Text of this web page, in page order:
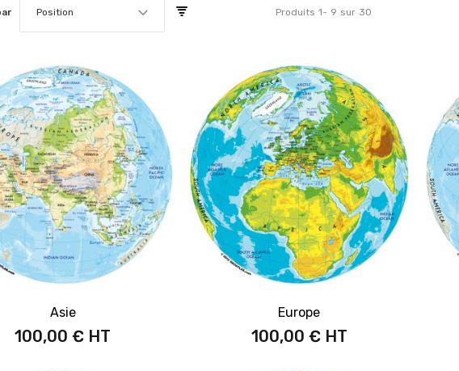
Position Produits 1- 9 sur 30
Asie
100,00 €
Europe
100,00 €